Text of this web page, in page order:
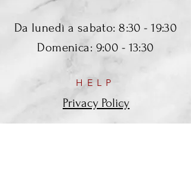
Da lunedì a sabato: 8:30 - 19:30
Domenica: 9:00 - 13:30
HELP
Privacy Policy